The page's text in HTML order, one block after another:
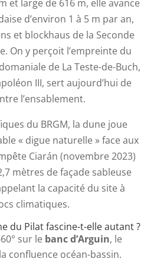
et large de 616 m, elle avance
d’environ 1 à 5 m par an,
et blockhaus de la Seconde
On y perçoit l’empreinte du
de La Teste-de-Buch,
III, sert aujourd’hui de
l’ensablement.
du BRGM, la dune joue
« digue naturelle » face aux
Ciarán (novembre 2023)
mètres de façade sableuse
la capacité du site à
climatiques.
du Pilat fascine-t-elle autant ?
sur le banc d’Arguin, le
confluence océan-bassin.